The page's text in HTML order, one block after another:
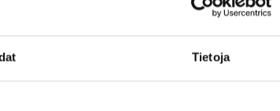
Tietoja
KRS 1